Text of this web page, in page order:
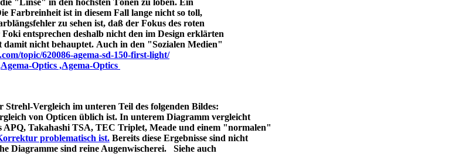
Farbreinheit ist in diesem Fall lange nicht so toll,
zu sehen ist, daß der Fokus des roten
entsprechen deshalb nicht den im Design erklärten
nicht behauptet. Auch in den "Sozialen Medien"
topic/620086-agema-sd-150-first-light/
Optics ,Agema-Optics
Strehl-Vergleich im unteren Teil des folgenden Bildes:
von Opticen üblich ist. In unterem Diagramm vergleicht
Takahashi TSA, TEC Triplet, Meade und einem "normalen"
problematisch ist. Bereits diese Ergebnisse sind nicht
Diagramme sind reine Augenwischerei. Siehe auch